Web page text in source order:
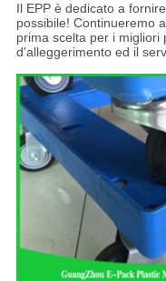
Il EPP è dedicato a
possibile! Continueremo
prima scelta per i migliori
d'alleggerimento ed il